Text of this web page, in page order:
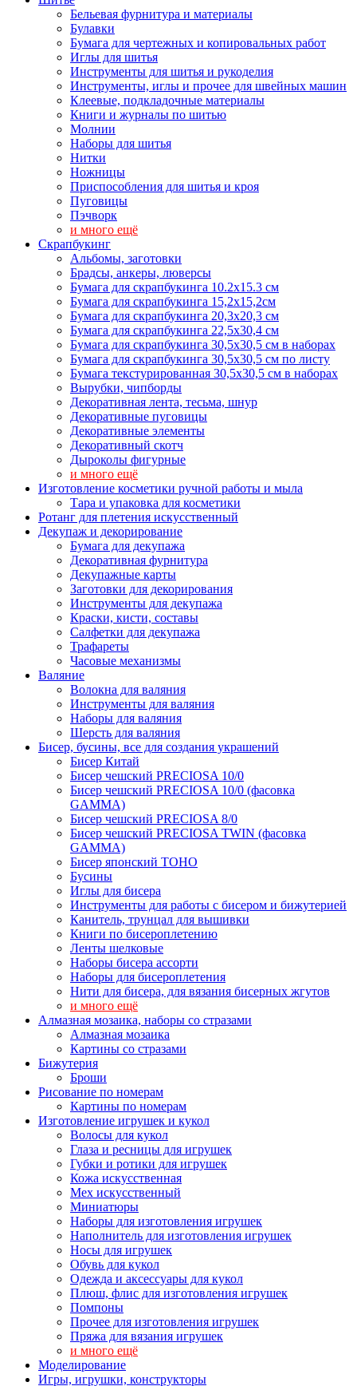
Бельевая фурнитура и материалы
Булавки
Бумага для чертежных и копировальных работ
Иглы для шитья
Инструменты для шитья и рукоделия
Инструменты, иглы и прочее для швейных машин
Клеевые, подкладочные материалы
Книги и журналы по шитью
Молнии
Наборы для шитья
Нитки
Ножницы
Приспособления для шитья и кроя
Пуговицы
Пэчворк
и много ещё
Скрапбукинг
Альбомы, заготовки
Брадсы, анкеры, люверсы
Бумага для скрапбукинга 10.2х15.3 см
Бумага для скрапбукинга 15,2х15,2см
Бумага для скрапбукинга 20,3х20,3 см
Бумага для скрапбукинга 22,5х30,4 см
Бумага для скрапбукинга 30,5х30,5 см в наборах
Бумага для скрапбукинга 30,5х30,5 см по листу
Бумага текстурированная 30,5х30,5 см в наборах
Вырубки, чипборды
Декоративная лента, тесьма, шнур
Декоративные пуговицы
Декоративные элементы
Декоративный скотч
Дыроколы фигурные
и много ещё
Изготовление косметики ручной работы и мыла
Тара и упаковка для косметики
Ротанг для плетения искусственный
Декупаж и декорирование
Бумага для декупажа
Декоративная фурнитура
Декупажные карты
Заготовки для декорирования
Инструменты для декупажа
Краски, кисти, составы
Салфетки для декупажа
Трафареты
Часовые механизмы
Валяние
Волокна для валяния
Инструменты для валяния
Наборы для валяния
Шерсть для валяния
Бисер, бусины, все для создания украшений
Бисер Китай
Бисер чешский PRECIOSA 10/0
Бисер чешский PRECIOSA 10/0 (фасовка
GAMMA)
Бисер чешский PRECIOSA 8/0
Бисер чешский PRECIOSA TWIN (фасовка
GAMMA)
Бисер японский TOHO
Бусины
Иглы для бисера
Инструменты для работы с бисером и бижутерией
Канитель, трунцал для вышивки
Книги по бисероплетению
Ленты шелковые
Наборы бисера ассорти
Наборы для бисероплетения
Нити для бисера, для вязания бисерных жгутов
и много ещё
Алмазная мозаика, наборы со стразами
Алмазная мозаика
Картины co стразами
Бижутерия
Броши
Рисование по номерам
Картины по номерам
Изготовление игрушек и кукол
Волосы для кукол
Глаза и ресницы для игрушек
Губки и ротики для игрушек
Кожа искусственная
Мех искусственный
Миниатюры
Наборы для изготовления игрушек
Наполнитель для изготовления игрушек
Носы для игрушек
Обувь для кукол
Одежда и аксессуары для кукол
Плюш, флис для изготовления игрушек
Помпоны
Прочее для изготовления игрушек
Пряжа для вязания игрушек
и много ещё
Моделирование
Игры, игрушки, конструкторы